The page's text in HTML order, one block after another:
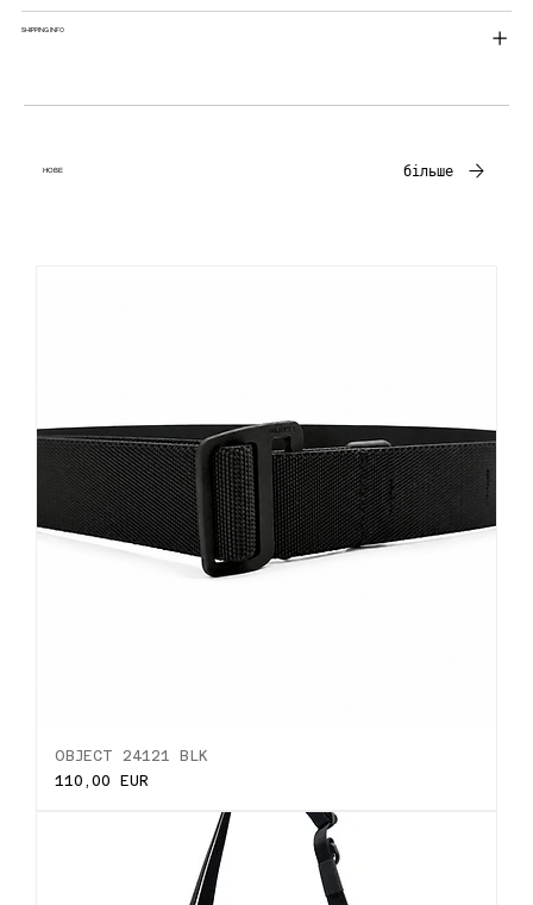
SHIPPING INFO
НОВЕ більше
OBJECT 24121 BLK
Ціна
110,00 EUR